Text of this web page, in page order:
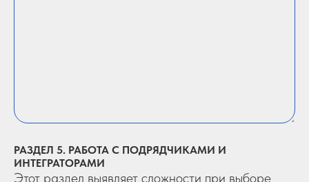
РАЗДЕЛ 5. РАБОТА С ПОДРЯДЧИКАМИ И
ИНТЕГРАТОРАМИ
Этот раздел выявляет сложности при выборе